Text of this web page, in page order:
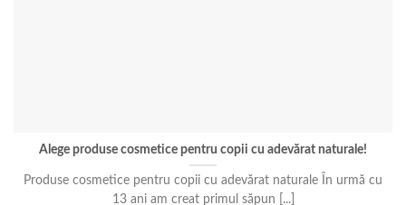
Alege produse cosmetice pentru copii cu adevărat naturale!
Produse cosmetice pentru copii cu adevărat naturale În urmă cu
13 ani am creat primul săpun [...]